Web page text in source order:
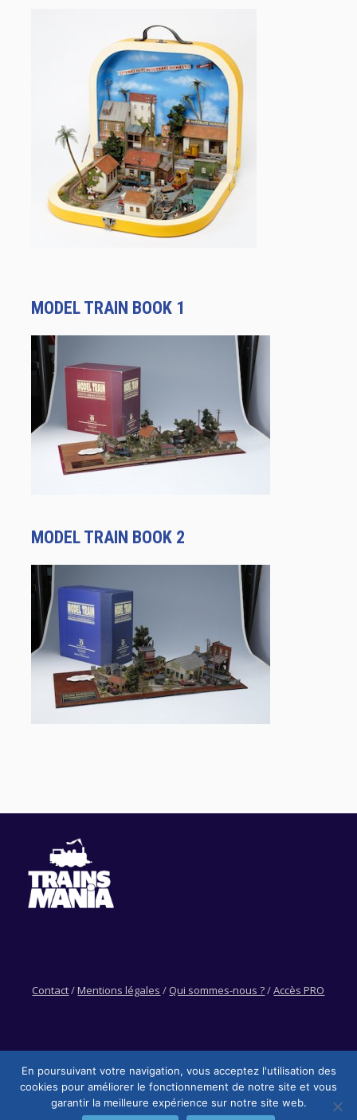
MODEL TRAIN BOOK 1
MODEL TRAIN BOOK 2
Contact/Mentions légales / Qui sommes-nous ?/Accès PRO
En poursuivant votre navigation, vous acceptez l'utilisation des
cookies pour améliorer le fonctionnement de notre site et vous
garantir la meilleure expérience sur notre site web.